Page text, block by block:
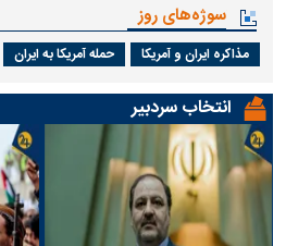
سوژه‌های روز
مذاکره ایران و آمریکا حمله آمریکا به ایران
انتخاب سردبیر